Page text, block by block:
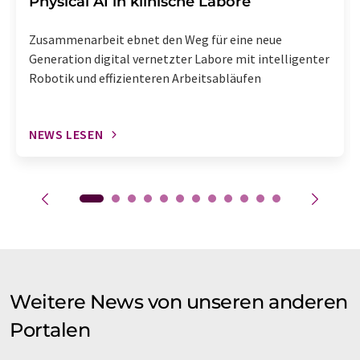
Zusammenarbeit ebnet den Weg für eine neue
Generation digital vernetzter Labore mit intelligenter
Robotik und effizienteren Arbeitsabläufen
NEWS LESEN
Weitere News von unseren anderen
Portalen